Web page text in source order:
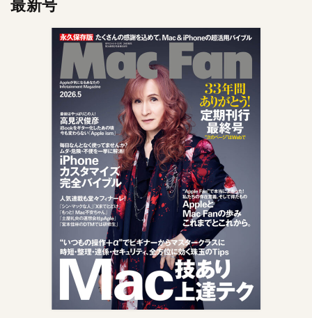
最新号